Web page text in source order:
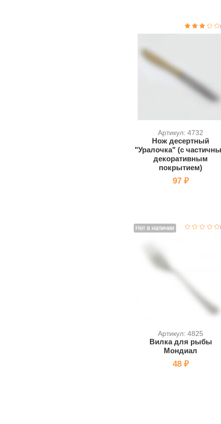
Артикул: 4732
Нож десертный
"Уралочка" (с
декоративным
покрытием)
97 ₽
Артикул: 4825
Вилка для рыбы
Мондиал
48 ₽